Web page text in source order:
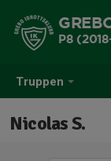
Truppen
P8
Nicolas S.